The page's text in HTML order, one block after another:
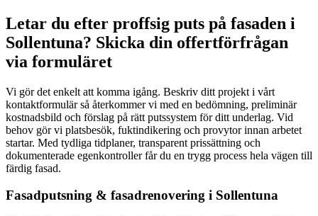
Letar du efter proffsig puts på fasaden i
Sollentuna? Skicka din offertförfrågan
via formuläret
Vi gör det enkelt att komma igång. Beskriv ditt projekt i vårt
kontaktformulär så återkommer vi med en bedömning, preliminär
kostnadsbild och förslag på rätt putssystem för ditt underlag. Vid
behov gör vi platsbesök, fuktindikering och provytor innan arbetet
startar. Med tydliga tidplaner, transparent prissättning och
dokumenterade egenkontroller får du en trygg process hela vägen till
färdig fasad.
Fasadputsning & fasadrenovering i Sollentuna